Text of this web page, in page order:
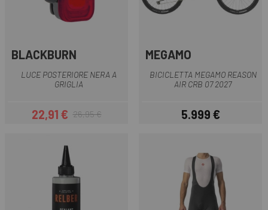
BLACKBURN
LUCE POSTERIORE NERA A
GRIGLIA
Prezzo
22,91 €Prezzo base
26,95 €
MEGAMO
BICICLETTA MEGAMO REASON
AIR CRB 07 2027
Prezzo
5.999 €